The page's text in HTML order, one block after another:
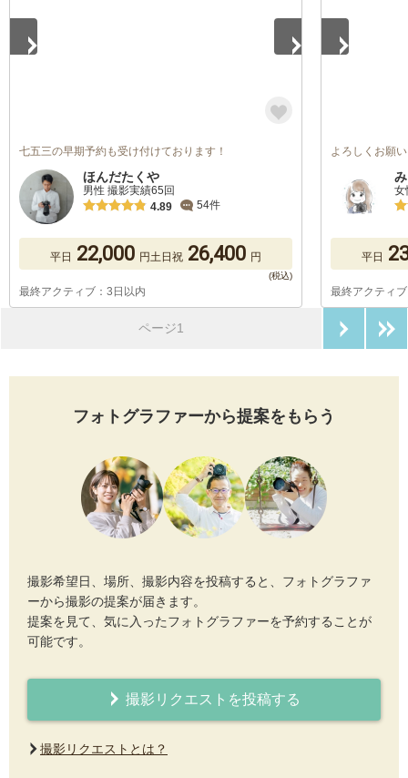
七五三の早期予約も受け付けております！
ほんだたくや
男性 撮影実績65回
4.89
54件
平日 22,000 円土日祝 26,400 円
最終アクティブ：3日以内
よろしくお願
女
平日
最終アクティ
ページ1
フォトグラファーから提案をもらう
撮影希望日、場所、撮影内容を投稿すると、フォトグラファ
ーから撮影の提案が届きます。
提案を見て、気に入ったフォトグラファーを予約することが
可能です。
撮影リクエストを投稿する
撮影リクエストとは？